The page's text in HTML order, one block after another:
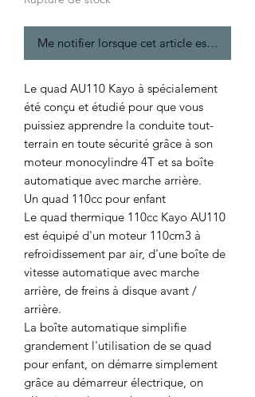
Me notifier lorsque cet article est
Le quad AU110 Kayo à spécialement
été conçu et étudié pour que vous
puissiez apprendre la conduite tout-
terrain en toute sécurité grâce à son
moteur monocylindre 4T et sa boîte
automatique avec marche arrière.
Un quad 110cc pour enfant
Le quad thermique 110cc Kayo AU110
est équipé d'un moteur 110cm3 à
refroidissement par air, d'une boîte de
vitesse automatique avec marche
arrière, de freins à disque avant /
arrière.
La boîte automatique simplifie
grandement l'utilisation de se quad
pour enfant, on démarre simplement
grâce au démarreur électrique, on